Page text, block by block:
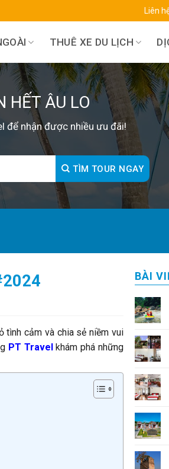
Liên
THUÊ XE DU LỊCH
HẾT ÂU LO
để nhận được nhiều ưu đãi!
TÌM TOUR NGAY
tình cảm và chia sẻ niềm vui
PT Travelkhám phá những
BÀI